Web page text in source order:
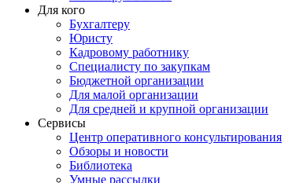
Для кого
Бухгалтеру
Юристу
Кадровому работнику
Специалисту по закупкам
Бюджетной организации
Для малой организации
Для средней и крупной организации
Сервисы
Центр оперативного консультирования
Обзоры и новости
Библиотека
Умные рассылки